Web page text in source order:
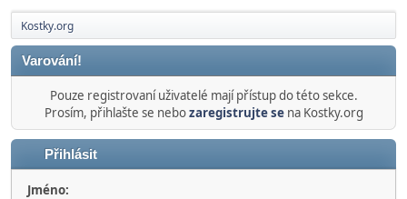
Kostky.org
Varování!
Pouze registrovaní uživatelé mají přístup do této sekce.
Prosím, přihlašte se nebozaregistrujte sena Kostky.org
Přihlásit
Jméno: